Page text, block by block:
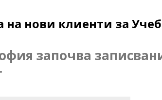
нови клиенти за
започва